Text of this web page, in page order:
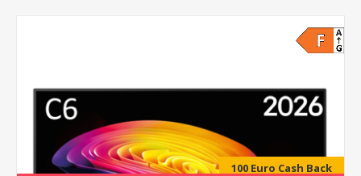
100 Euro Cash Back